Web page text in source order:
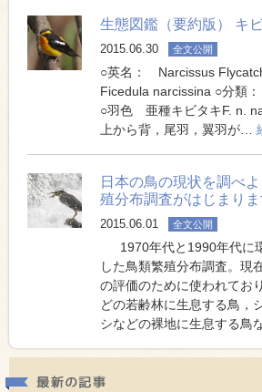
生態図鑑（要約版） キ
2015.06.30 全文公開
○英名： Narcissus
Ficedula narcissina ○分類
○羽色 亜種キビタキF. n.
上から背，尾羽，翼羽が…
日本の鳥の現状を調べ
殖分布調査がはじまりま
2015.06.01 全文公開
1970年代と1990年代に
した鳥類繁殖分布調査。現
の評価のために使われてお
どの若齢林に生息する鳥，
シなどの裸地に生息する鳥